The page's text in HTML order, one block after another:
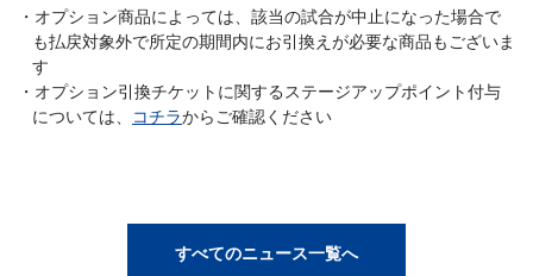
オプション商品によっては、該当の試合が中止になった場合で
も払戻対象外で所定の期間内にお引換えが必要な商品もございま
す
オプション引換チケットに関するステージアップポイント付与
については、 コチラからご確認ください
すべてのニュース一覧へ